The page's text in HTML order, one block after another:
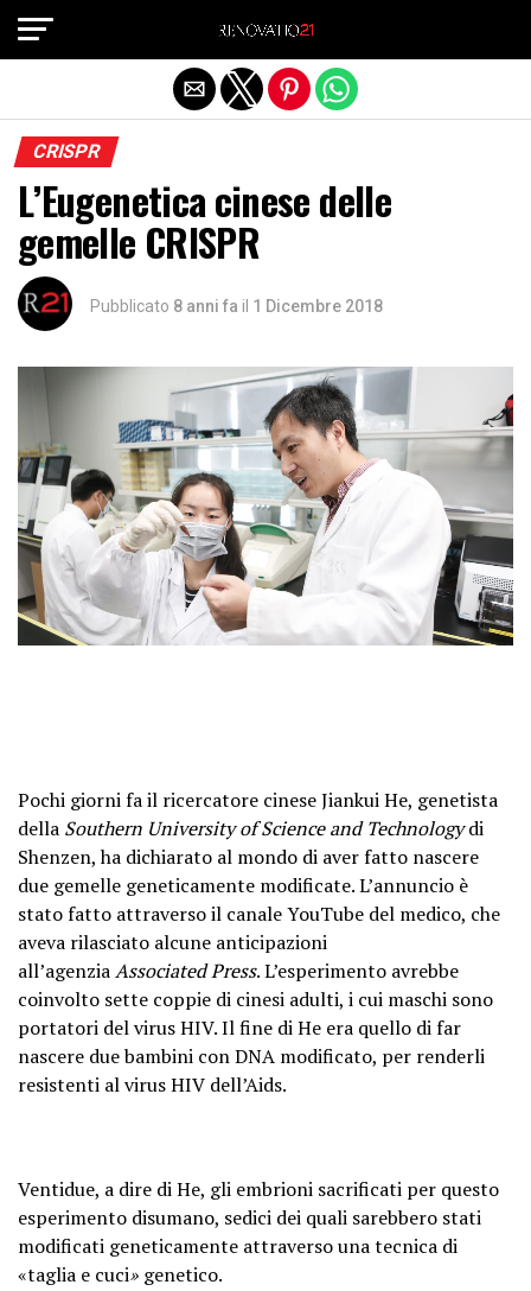
CRISPR
L’Eugenetica cinese delle
gemelle CRISPR
Pubblicato 8 anni fa il 1 Dicembre 2018
Pochi giorni fa il ricercatore cinese Jiankui He, genetista
della Southern University of Science and Technologydi
Shenzen, ha dichiarato al mondo di aver fatto nascere
due gemelle geneticamente modificate. L’annuncio è
stato fatto attraverso il canale YouTube del medico, che
aveva rilasciato alcune anticipazioni
all’agenziaAssociated Press. L’esperimento avrebbe
coinvolto sette coppie di cinesi adulti, i cui maschi sono
portatori del virus HIV. Il fine di He era quello di far
nascere due bambini con DNA modificato, per renderli
resistenti al virus HIV dell’Aids.
Ventidue, a dire di He, gli embrioni sacrificati per questo
esperimento disumano, sedici dei quali sarebbero stati
modificati geneticamente attraverso una tecnica di
«taglia e cuci» genetico.
Exit mobile version